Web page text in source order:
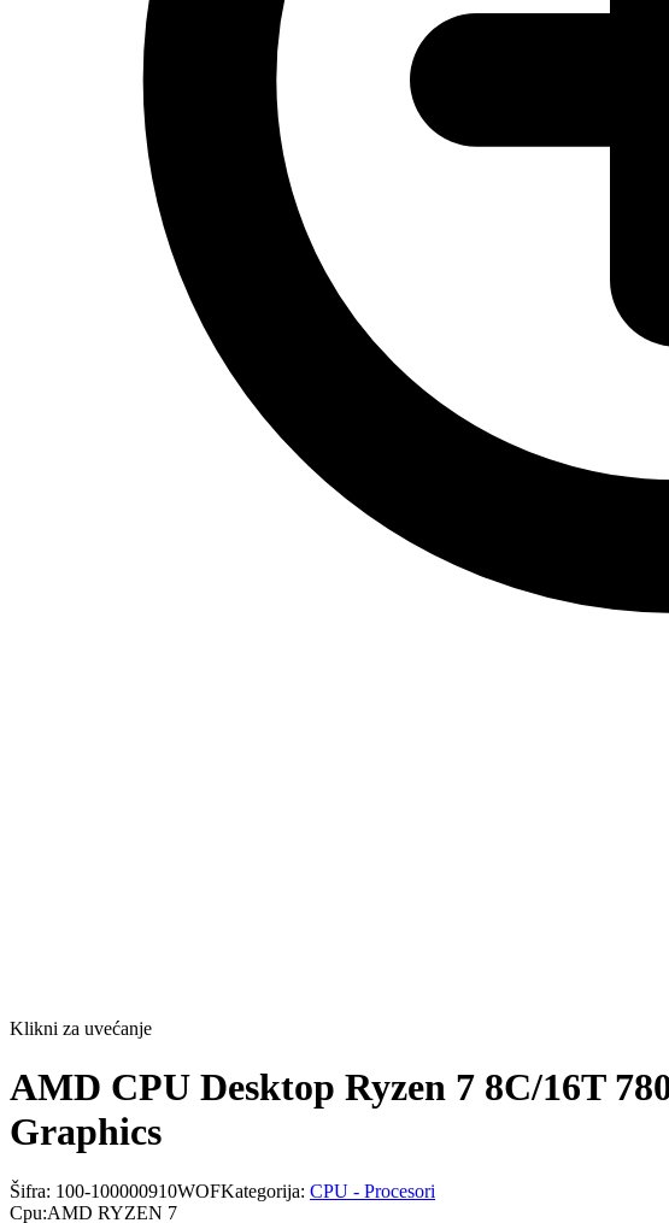
Klikni za uvećanje
AMD CPU Desktop Ryzen 7 8C/16T
Graphics
Šifra: 100-100000910WOFKategorija: CPU - Procesori
Cpu:AMD RYZEN 7